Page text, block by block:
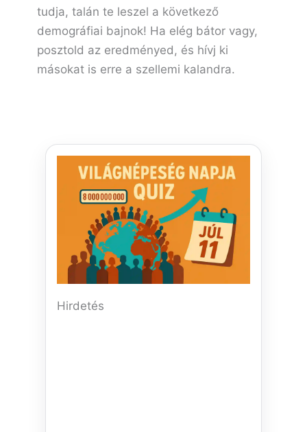
tudja, talán te leszel a következő
demográfiai bajnok! Ha elég bátor vagy,
posztold az eredményed, és hívj ki
másokat is erre a szellemi kalandra.
Hirdetés